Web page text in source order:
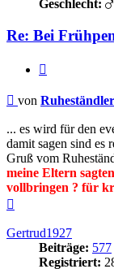
Geschlecht:
Re: Bei
Beitrag
von Ruheständler
... es wird für den
damit sagen sind es
Gruß vom
meine Eltern
vollbringen ? für
Gertrud1927
Beiträge: 577
Registriert: